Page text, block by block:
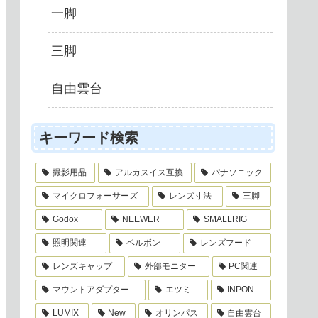
一脚
三脚
自由雲台
キーワード検索
撮影用品 アルカスイス互換 パナソニック
マイクロフォーサーズ レンズ寸法 三脚
Godox NEEWER SMALLRIG
照明関連 ベルボン レンズフード
レンズキャップ 外部モニター PC関連
マウントアダプター エツミ INPON
LUMIX New オリンパス 自由雲台